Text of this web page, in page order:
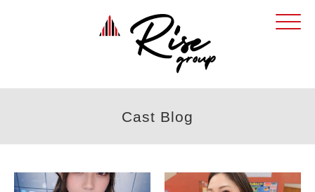
Click
Cast Blog